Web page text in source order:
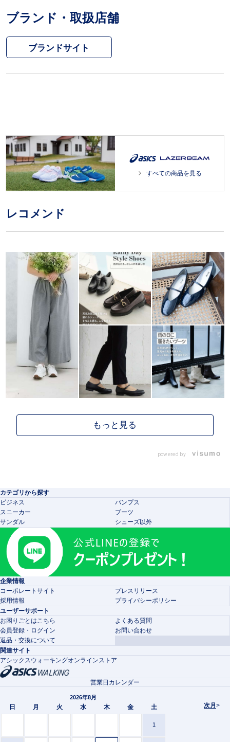
ブランド・取扱店舗
ブランドサイト
すべての商品を見る
レコメンド
powered by
カテゴリから探す
ビジネス
パンプス
スニーカー
ブーツ
サンダル
シューズ以外
企業情報
コーポレートサイト
プレスリリース
採用情報
プライバシーポリシー
ユーザーサポート
お困りごとはこちら
よくある質問
会員登録・ログイン
お問い合わせ
返品・交換について
関連サイト
アシックスウォーキングオンラインストア
次月>
営業日カレンダー
2026年8月
日 月 火 水 木 金 土
1